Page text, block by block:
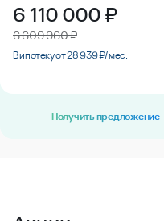
6 110 000₽
6 609 960 ₽
В ипотеку от 28 939 ₽/мес.
Получить предложение